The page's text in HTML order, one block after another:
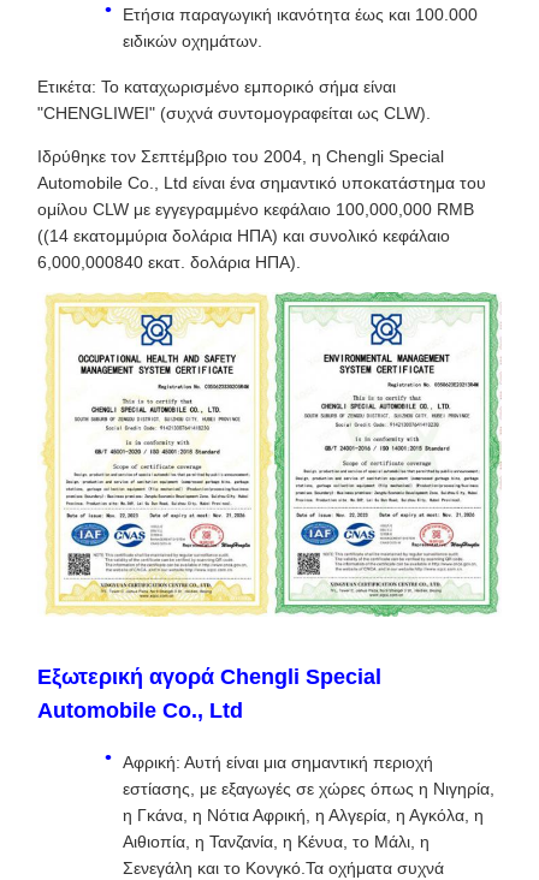
Ετήσια παραγωγική ικανότητα έως και 100.000
ειδικών οχημάτων.
Ετικέτα: Το καταχωρισμένο εμπορικό σήμα είναι
"CHENGLIWEI" (συχνά συντομογραφείται ως CLW).
Ιδρύθηκε τον Σεπτέμβριο του 2004, η Chengli Special
Automobile Co., Ltd είναι ένα σημαντικό υποκατάστημα του
ομίλου CLW με εγγεγραμμένο κεφάλαιο 100,000,000 RMB
((14 εκατομμύρια δολάρια ΗΠΑ) και συνολικό κεφάλαιο
6,000,000840 εκατ. δολάρια ΗΠΑ).
Εξωτερική αγορά Chengli Special
Automobile Co., Ltd
Αφρική: Αυτή είναι μια σημαντική περιοχή
εστίασης, με εξαγωγές σε χώρες όπως η Νιγηρία,
η Γκάνα, η Νότια Αφρική, η Αλγερία, η Αγκόλα, η
Αιθιοπία, η Τανζανία, η Κένυα, το Μάλι, η
Σενεγάλη και το Κονγκό.Τα οχήματα συχνά